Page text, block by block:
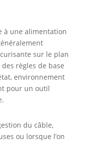
à une alimentation
sur le plan
règles de base
environnement
pour un outil
du câble,
ou lorsque l’on